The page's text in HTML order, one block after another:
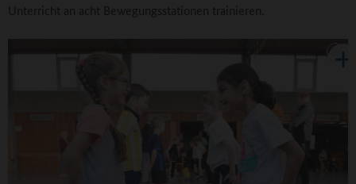
Unterricht an acht Bewegungsstationen trainieren.